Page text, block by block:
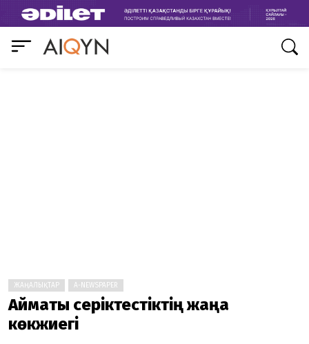
ЖАҢАЛЫҚТАР A-NEWSPAPER
Аймақтық серіктестіктің жаңа
көкжиегі